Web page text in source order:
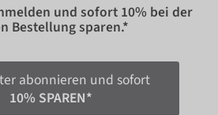
und sofort 10% bei der
Bestellung sparen.*
abonnieren und sofort
10% SPAREN*